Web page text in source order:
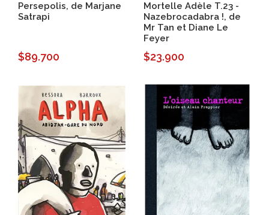
Persepolis, de Marjane
Satrapi
$89.700
Mortelle Adèle T.23 -
Nazebrocadabra !, de
Mr Tan et Diane Le
Feyer
$23.900